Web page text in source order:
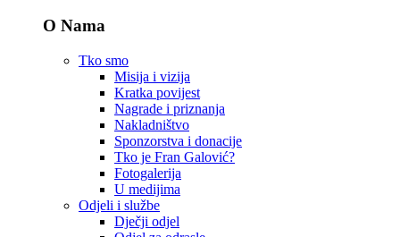
O Nama
Tko smo
Misija i vizija
Kratka povijest
Nagrade i priznanja
Nakladništvo
Sponzorstva i donacije
Tko je Fran Galović?
Fotogalerija
U medijima
Odjeli i službe
Dječji odjel